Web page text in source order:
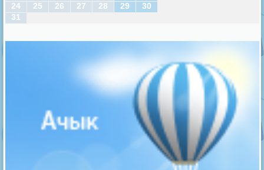
24
25 26 27 28 29
30
31